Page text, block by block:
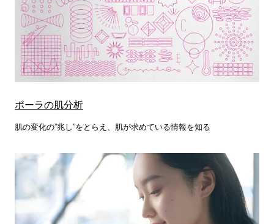
ポーラの肌分析
肌の変化の”兆し”をとらえ、肌が求めている情報を知る